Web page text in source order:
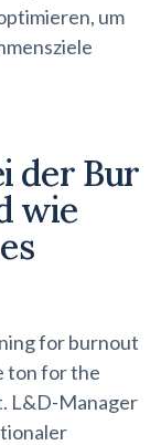
um
derBur
wie
for burnout
ton for the
L&D-Manager